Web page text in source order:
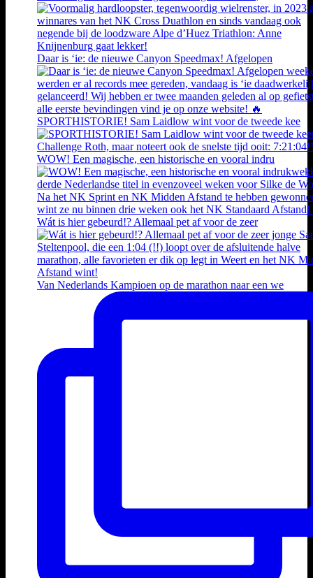
Daar is ‘ie: de nieuwe Canyon Speedmax! Afgelopen
SPORTHISTORIE! Sam Laidlow wint voor de tweede kee
WOW! Een magische, een historische en vooral indru
Wát is hier gebeurd!? Allemaal pet af voor de zeer
Van Nederlands Kampioen op de marathon naar een we